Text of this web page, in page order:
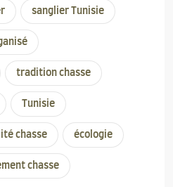
sanglier Tunisie
tradition chasse
Tunisie
chasse écologie
chasse